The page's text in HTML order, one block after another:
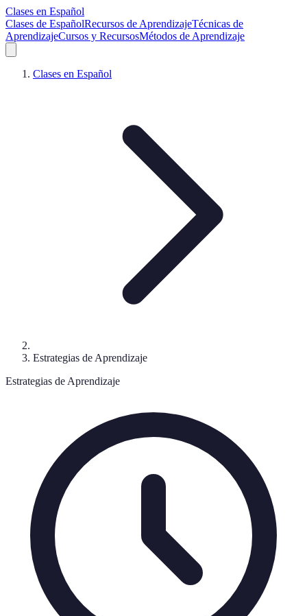
Clases en Español
Clases de EspañolRecursos de AprendizajeTécnicas de
AprendizajeCursos y RecursosMétodos de Aprendizaje
Clases en Español
Estrategias de Aprendizaje
Estrategias de Aprendizaje